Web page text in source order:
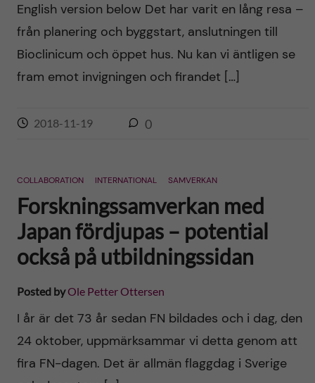
d
English version below Det har varit en lång resa –
från planering och byggstart, anslutningen till
Bioclinicum och öppet hus. Nu kan vi äntligen se
fram emot invigningen och firandet […]
2018-11-19 0
COLLABORATION INTERNATIONAL SAMVERKAN
Forskningssamverkan med
Japan fördjupas – potential
också på utbildningssidan
Posted byOle Petter Ottersen
I år är det 73 år sedan FN bildades och i dag, den
24 oktober, uppmärksammar vi detta genom att
fira FN-dagen. Det är allmän flaggdag i Sverige